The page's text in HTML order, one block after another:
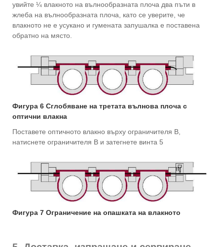
увийте ¼ влакното на вълнообразната плоча два пъти в
жлеба на вълнообразната плоча, като се уверите, че
влакното не е усукано и гумената запушалка е поставена
обратно на място.
Фигура 6 Сглобяване на третата вълнова плоча с
оптични влакна
Поставете оптичното влакно върху ограничителя B,
натиснете ограничителя B и затегнете винта 5
Фигура 7 Ограничение на опашката на влакното